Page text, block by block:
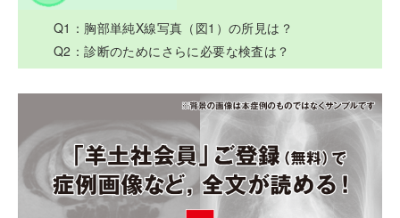
Q1：胸部単純X線写真（図1）の所見は？
Q2：診断のためにさらに必要な検査は？